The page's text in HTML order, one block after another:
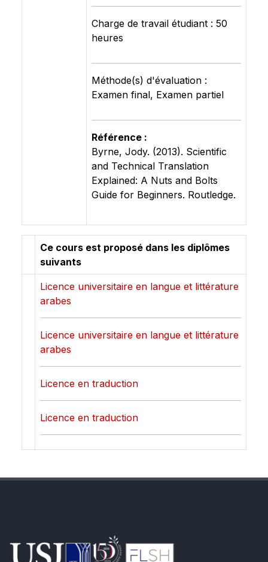
Charge de travail étudiant : 50
heures
Méthode(s) d'évaluation :
Examen final, Examen partiel
Référence :
Byrne, Jody. (2013). Scientific
and Technical Translation
Explained: A Nuts and Bolts
Guide for Beginners. Routledge.
Ce cours est proposé dans les diplômes
suivants
Licence universitaire en langue et littérature
arabes
Licence universitaire en langue et littérature
arabes
Licence en traduction
Licence en traduction